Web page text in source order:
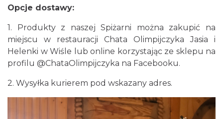
Opcje dostawy:
1. Produkty z naszej Spiżarni można zakupić na
miejscu w restauracji Chata Olimpijczyka Jasia i
Helenki w Wiśle lub online korzystając ze sklepu na
profilu @ChataOlimpijczyka na Facebooku.
2. Wysyłka kurierem pod wskazany adres.